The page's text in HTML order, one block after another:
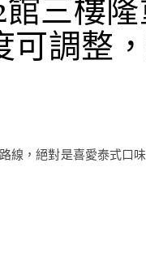
可調整
線，絕對是喜愛泰式口